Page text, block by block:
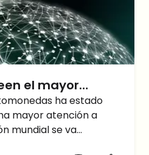
el mayor
de ha estado
mayor atención a
mundial se va